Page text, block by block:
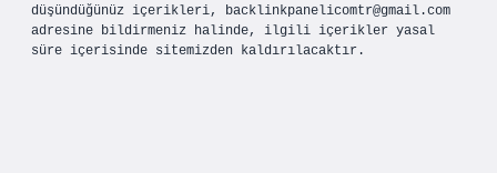
düşündüğünüz içerikleri, backlinkpanelicomtr@gmail.com
adresine bildirmeniz halinde, ilgili içerikler yasal
süre içerisinde sitemizden kaldırılacaktır.